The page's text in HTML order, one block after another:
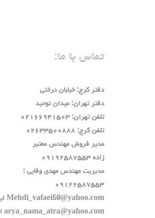
تماس با ما:
دفتر كرج: خيابان درختي
دفتر تهران: ميدان توحيد
تلفن تهران: ٠٢١٦٦٩٤١٥٠٣
تلفن كرج: ٠٢٦٣٣٥٠٠٨٨٨
مدير فروش مهندس معتبر
زاده ٠٩١٩٢٥٨٧٥٥٣
مديريت مهندس مهدي وفايي :
٠٩١٢٢٥٨٧٥٥٣
Mehdi_vafaei59@yahoo.com ايميل
arya_nama_atra@yahoo.com ايميل